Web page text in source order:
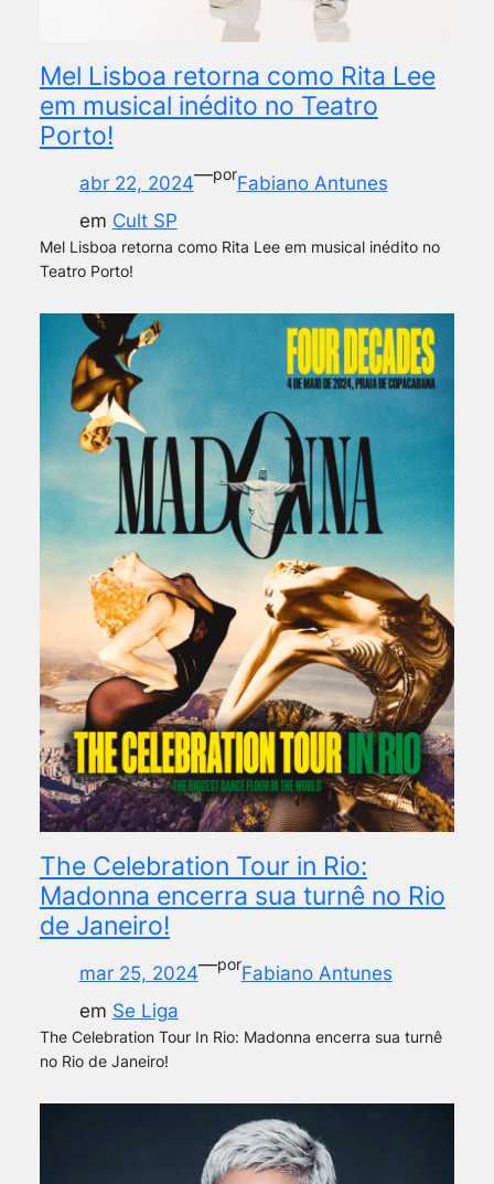
Mel Lisboa retorna como Rita Lee
em musical inédito no Teatro
Porto!
abr 22, 2024—porFabiano Antunes
em Cult SP
Mel Lisboa retorna como Rita Lee em musical inédito no
Teatro Porto!
The Celebration Tour in Rio:
Madonna encerra sua turnê no Rio
de Janeiro!
mar 25, 2024—porFabiano Antunes
em Se Liga
The Celebration Tour In Rio: Madonna encerra sua turnê
no Rio de Janeiro!